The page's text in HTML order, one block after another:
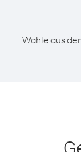
Wähle aus